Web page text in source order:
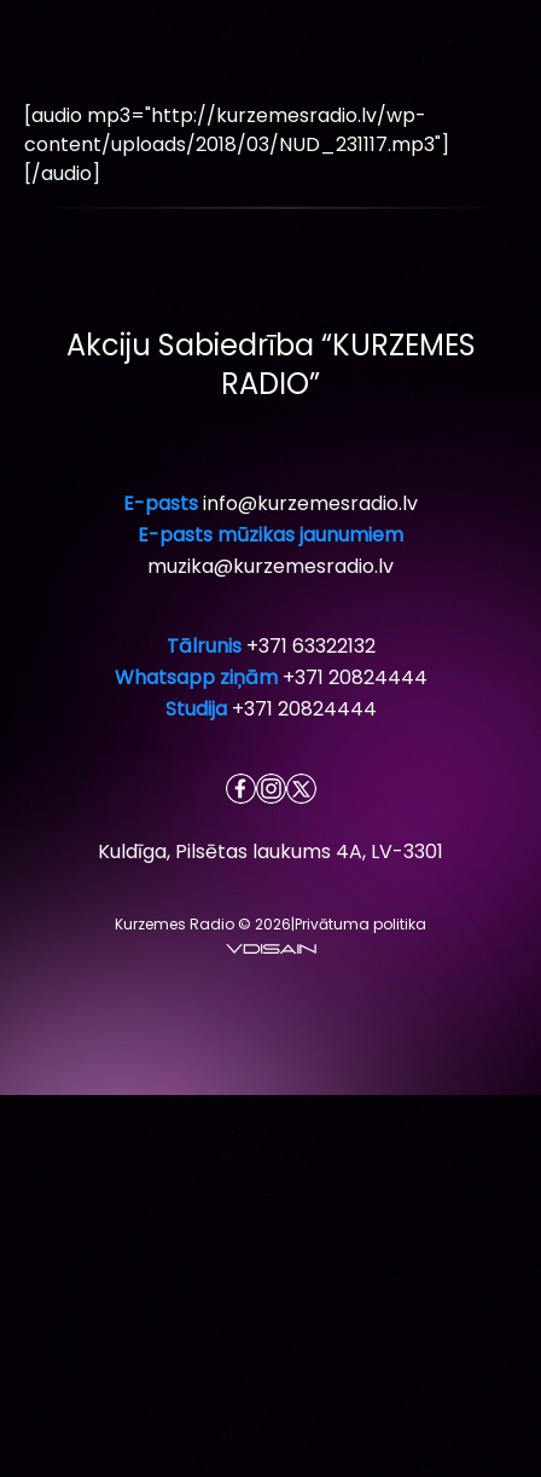
[audio mp3="http://kurzemesradio.lv/wp-
content/uploads/2018/03/NUD_231117.mp3"]
[/audio]
Akciju Sabiedrība “KURZEMES
RADIO”
E-pastsinfo@kurzemesradio.lv
E-pasts mūzikas jaunumiem
muzika@kurzemesradio.lv
Tālrunis +371 63322132
Whatsapp ziņām +371 20824444
Studija +371 20824444
Kuldīga, Pilsētas laukums 4A, LV-3301
Kurzemes Radio © 2026|Privātuma politika